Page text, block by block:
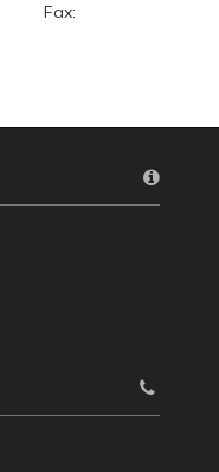
Fax: